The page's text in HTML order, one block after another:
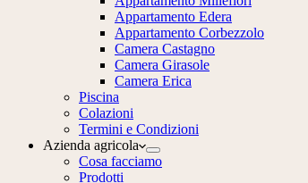
Appartamento Edera
Appartamento Corbezzolo
Camera Castagno
Camera Girasole
Camera Erica
Piscina
Colazioni
Termini e Condizioni
Azienda agricola
Cosa facciamo
Prodotti